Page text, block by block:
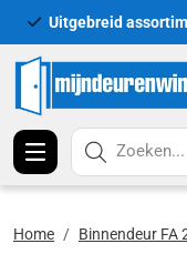
Uitgebreid
Zoeken...
Home Binnendeur FA